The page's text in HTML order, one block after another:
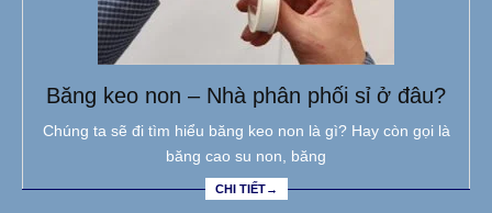
Băng keo non – Nhà phân phối sỉ ở đâu?
Chúng ta sẽ đi tìm hiểu băng keo non là gì? Hay còn gọi là
băng cao su non, băng
CHI TIẾT→